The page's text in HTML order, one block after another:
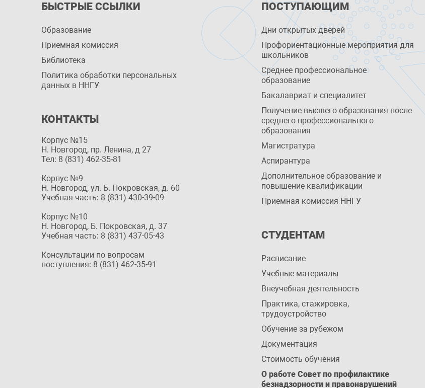
БЫСТРЫЕ ССЫЛКИ
Образование
Приемная комиссия
Библиотека
Политика обработки персональных
данных в ННГУ
КОНТАКТЫ
Корпус №15
Н. Новгород, пр. Ленина, д 27
Тел: 8 (831) 462-35-81
Корпус №9
Н. Новгород, ул. Б. Покровская, д. 60
Учебная часть: 8 (831) 430-39-09
Корпус №10
Н. Новгород, Б. Покровская, д. 37
Учебная часть: 8 (831) 437-05-43
Консультации по вопросам
поступления: 8 (831) 462-35-91
ПОСТУПАЮЩИМ
Дни открытых дверей
Профориентационные мероприятия для
школьников
Среднее профессиональное
образование
Бакалавриат и специалитет
Получение высшего образования после
среднего профессионального
образования
Магистратура
Аспирантура
Дополнительное образование и
повышение квалификации
Приемная комиссия ННГУ
СТУДЕНТАМ
Расписание
Учебные материалы
Внеучебная деятельность
Практика, стажировка,
трудоустройство
Обучение за рубежом
Документация
Стоимость обучения
О работе Совет по профилактике
безнадзорности и правонарушений